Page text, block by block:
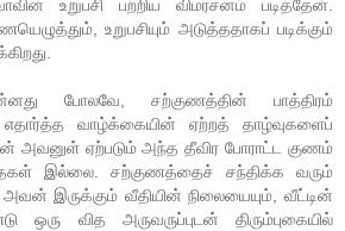
உறுபசி பற்றிய விமர்சனம் படித்தேன்.
உறுபசியும் அடுத்ததாகப் படிக்கும்
போலவே, சற்குணத்தின் பாத்திரம்
எதார்த்த வாழ்க்கையின் ஏற்றத் தாழ்வுகளைப்
அவனுள் ஏற்படும் அந்த தீவிர போராட்ட குணம்
இல்லை. சற்குணத்தைச் சந்திக்க வரும்
அவன் இருக்கும் வீதியின் நிலையையும், வீட்டின்
ஒரு வித அருவருப்புடன் திரும்புகையில்